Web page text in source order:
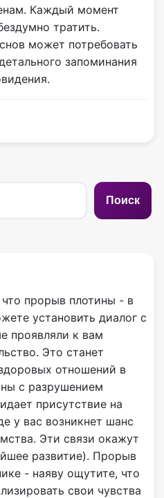
Каждый момент
тратить.
может потребовать
запоминания
Поиск
прорыв плотины - в
установить диалог с
проявляли к вам
Это станет
отношений в
с разрушением
присутствие на
у вас возникнет шанс
Эти связи окажут
развитие). Прорыв
- наяву ощутите, что
свои чувства